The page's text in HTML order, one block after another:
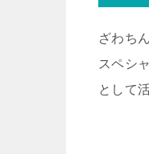
ざわち
スペシ
として